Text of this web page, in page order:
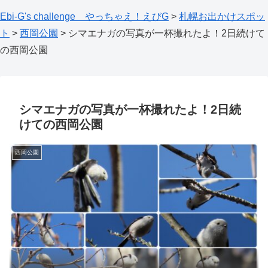
Ebi-G's challenge やっちゃえ！えびG > 札幌お出かけスポッ
ト > 西岡公園 > シマエナガの写真が一杯撮れたよ！2日続けて
の西岡公園
シマエナガの写真が一杯撮れたよ！2日続
けての西岡公園
西岡公園